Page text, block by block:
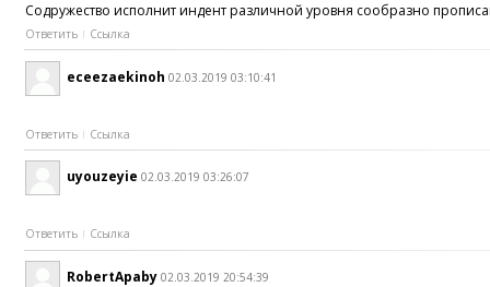
Содружество исполнит индент различной уровня сообразно
Ответить Ссылка
eceezaekinoh 02.03.2019 03:10:41
Ответить Ссылка
uyouzeyie 02.03.2019 03:26:07
Ответить Ссылка
RobertApaby 02.03.2019 20:54:39